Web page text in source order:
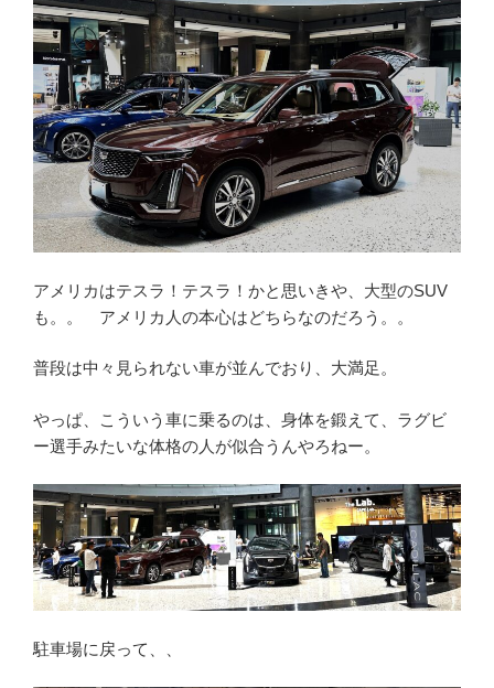
アメリカはテスラ！テスラ！かと思いきや、大型のSUV
も。。 アメリカ人の本心はどちらなのだろう。。
普段は中々見られない車が並んでおり、大満足。
やっぱ、こういう車に乗るのは、身体を鍛えて、ラグビ
ー選手みたいな体格の人が似合うんやろねー。
駐車場に戻って、、